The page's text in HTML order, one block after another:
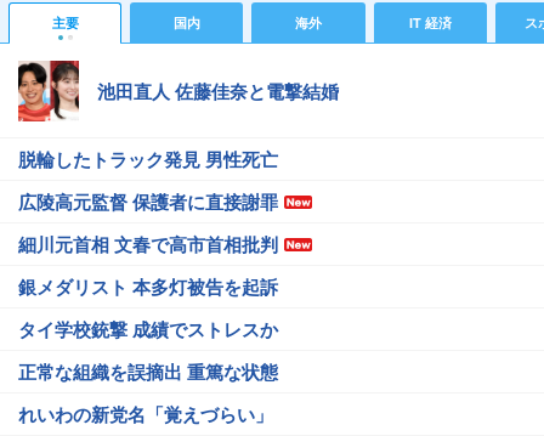
主要 国内 海外 IT 経済 ス
池田直人 佐藤佳奈と電撃結婚
脱輪したトラック発見 男性死亡
広陵高元監督 保護者に直接謝罪
細川元首相 文春で高市首相批判
銀メダリスト 本多灯被告を起訴
タイ学校銃撃 成績でストレスか
正常な組織を誤摘出 重篤な状態
れいわの新党名「覚えづらい」